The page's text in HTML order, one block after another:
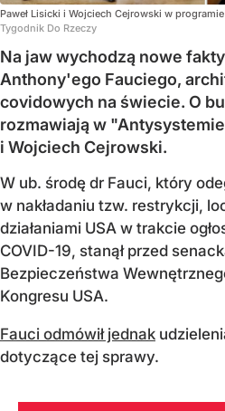
Paweł Lisicki i Wojciech Cejrowski w
Tygodnik Do Rzeczy
Na jaw wychodzą nowe
Anthony'ego Fauciego,
covidowych na świecie. O
rozmawiają w
i Wojciech Cejrowski.
W ub. środę dr Fauci, który
w nakładaniu tzw. restrykcji,
działaniami USA w trakcie
COVID-19, stanął przed
Bezpieczeństwa
Kongresu USA.
Fauci odmówił jednak
dotyczące tej sprawy.